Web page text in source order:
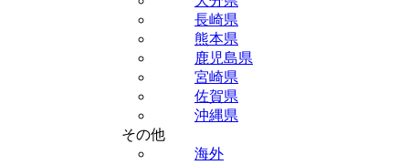
長崎県
熊本県
鹿児島県
宮崎県
佐賀県
沖縄県
その他
海外